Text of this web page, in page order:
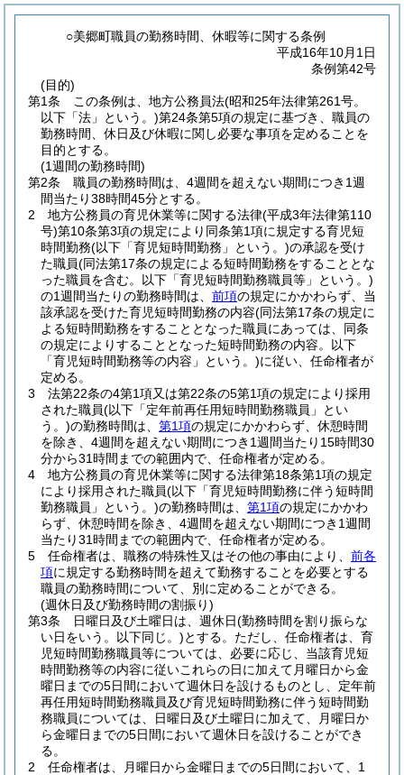
○美郷町職員の勤務時間、休暇等に関する条例
平成16年10月1日
条例第42号
(目的)
第1条
この条例は、地方公務員法(昭和25年法律第261号。
以下「法」という。)第24条第5項の規定に基づき、職員の
勤務時間、休日及び休暇に関し必要な事項を定めることを
目的とする。
(1週間の勤務時間)
第2条
職員の勤務時間は、4週間を超えない期間につき1週
間当たり38時間45分とする。
2
地方公務員の育児休業等に関する法律(平成3年法律第110
号)第10条第3項の規定により同条第1項に規定する育児短
時間勤務(以下「育児短時間勤務」という。)の承認を受け
た職員(同法第17条の規定による短時間勤務をすることとな
った職員を含む。以下「育児短時間勤務職員等」という。)
の1週間当たりの勤務時間は、 前項の規定にかかわらず、当
該承認を受けた育児短時間勤務の内容(同法第17条の規定に
よる短時間勤務をすることとなった職員にあっては、同条
の規定によりすることとなった短時間勤務の内容。以下
「育児短時間勤務等の内容」という。)に従い、任命権者が
定める。
3
法第22条の4第1項又は第22条の5第1項の規定により採用
された職員(以下「定年前再任用短時間勤務職員」とい
う。)の勤務時間は、 第1項の規定にかかわらず、休憩時間
を除き、4週間を超えない期間につき1週間当たり15時間30
分から31時間までの範囲内で、任命権者が定める。
4
地方公務員の育児休業等に関する法律第18条第1項の規定
により採用された職員(以下「育児短時間勤務に伴う短時間
勤務職員」という。)の勤務時間は、 第1項の規定にかかわ
らず、休憩時間を除き、4週間を超えない期間につき1週間
当たり31時間までの範囲内で、任命権者が定める。
5
任命権者は、職務の特殊性又はその他の事由により、 前各
項に規定する勤務時間を超えて勤務することを必要とする
職員の勤務時間について、別に定めることができる。
(週休日及び勤務時間の割振り)
第3条
日曜日及び土曜日は、週休日(勤務時間を割り振らな
い日をいう。以下同じ。)とする。 ただし、任命権者は、育
児短時間勤務職員等については、必要に応じ、当該育児短
時間勤務等の内容に従いこれらの日に加えて月曜日から金
曜日までの5日間において週休日を設けるものとし、定年前
再任用短時間勤務職員及び育児短時間勤務に伴う短時間勤
務職員については、日曜日及び土曜日に加えて、月曜日か
ら金曜日までの5日間において週休日を設けることができ
る。
2
任命権者は、月曜日から金曜日までの5日間において、1